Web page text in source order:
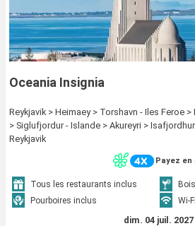
Oceania Insignia
Reykjavik > Heimaey > Torshavn - Iles Feroe
> Siglufjordur - Islande > Akureyri >
Reykjavik
Payez en
Tous les restaurants inclus
Pourboires inclus
Wi-
dim. 04 juil. 2027